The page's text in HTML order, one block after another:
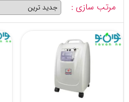
مرتب سازی :